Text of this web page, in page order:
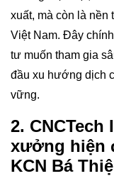
xuất, mà còn là nền
Việt Nam. Đây
tư muốn tham gia
đầu xu hướng dịch
vững.
2.
xưởng hiện
KCN Bá